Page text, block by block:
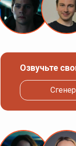
Озвучьте